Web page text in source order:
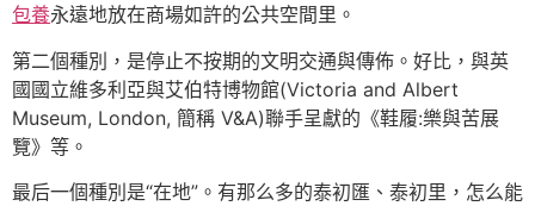
包養永遠地放在商場如許的公共空間里。
第二個種別，是停止不按期的文明交通與傳佈。好比，與英
國國立維多利亞與艾伯特博物館(Victoria and Albert
Museum, London, 簡稱 V&A)聯手呈獻的《鞋履:樂與苦展
覽》等。
最后一個種別是“在地”。有那么多的泰初匯、泰初里，怎么能